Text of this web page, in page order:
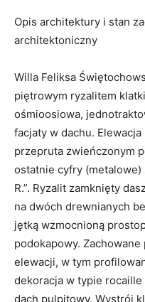
Opis architektury i stan
architektoniczny
Willa Feliksa
piętrowym ryzalitem
ośmioosiowa,
facjaty w dachu.
przepruta zwieńczonym
ostatnie cyfry
R.”. Ryzalit zamknięty
na dwóch drewnianych
jętką wzmocnioną
podokapowy.
elewacji, w tym
dekoracja w typie rocaille
dach pulpitowy. Wystrój